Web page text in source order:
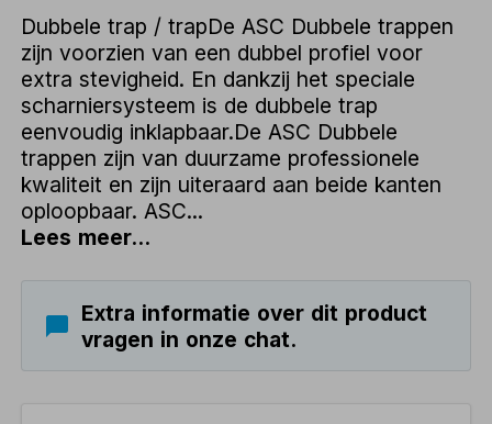
Dubbele trap / trapDe ASC Dubbele trappen
zijn voorzien van een dubbel profiel voor
extra stevigheid. En dankzij het speciale
scharniersysteem is de dubbele trap
eenvoudig inklapbaar.De ASC Dubbele
trappen zijn van duurzame professionele
kwaliteit en zijn uiteraard aan beide kanten
oploopbaar. ASC...
Lees meer...
Extra informatie over dit product
vragen in onze chat.